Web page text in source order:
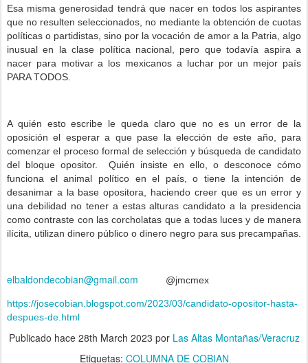
Esa misma generosidad tendrá que nacer en todos los aspirantes
que no resulten seleccionados, no mediante la obtención de cuotas
políticas o partidistas, sino por la vocación de amor a la Patria, algo
inusual en la clase política nacional, pero que todavía aspira a
nacer para motivar a los mexicanos a luchar por un mejor país
PARA TODOS.
A quién esto escribe le queda claro que no es un error de la
oposición el esperar a que pase la elección de este año, para
comenzar el proceso formal de selección y búsqueda de candidato
del bloque opositor.
Quién insiste en ello, o desconoce cómo
funciona el animal político en el país, o tiene la intención de
desanimar a la base opositora, haciendo creer que es un error y
una debilidad no tener a estas alturas candidato a la presidencia
como contraste con las corcholatas que a todas luces y de manera
ilícita, utilizan dinero público o dinero negro para sus precampañas.
elbaldondecobian@gmail.com @jmcmex
https://josecobian.blogspot.com/2023/03/candidato-opositor-hasta-
despues-de.html
Publicado hace 28th March 2023 por Las Altas Montañas/Veracruz
Etiquetas: COLUMNA DE COBIAN